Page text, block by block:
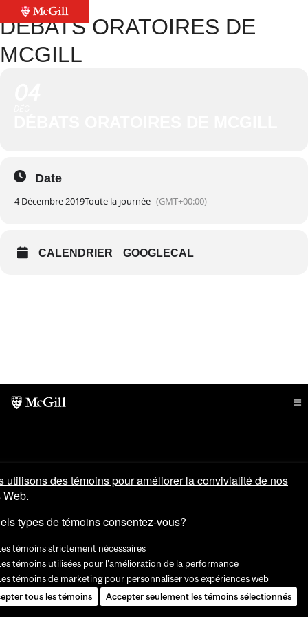
DÉBATS ORATOIRES DE
MCGILL
Date
4 Décembre 2019Toute la journée (GMT+00:00)
CALENDRIER GOOGLECAL
utilisons des témoins pour améliorer la convivialité de nos
types de témoins consentez-vous?
témoins strictement nécessaires
témoins utilisées pour l'amélioration de la performance
témoins de marketing pour personnaliser vos expériences web
tous les témoins
Accepter seulement les témoins sélectionnés